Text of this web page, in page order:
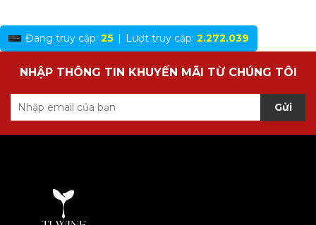
Đang truy cập: 25 | Lượt truy cập: 2.272.039
NHẬP THÔNG TIN KHUYẾN MÃI TỪ CHÚNG TÔI
Gửi